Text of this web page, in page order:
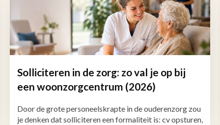
Solliciteren in de zorg: zo val je op bij
een woonzorgcentrum (2026)
Door de grote personeelskrapte in de ouderenzorg zou
je denken dat solliciteren een formaliteit is: cv opsturen,